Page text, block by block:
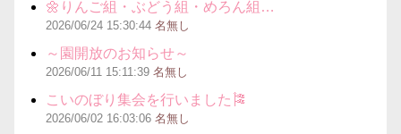
🌼りんご組・ぶどう組・めろん組…
2026/06/24 15:30:44 名無し
～園開放のお知らせ～
2026/06/11 15:11:39 名無し
こいのぼり集会を行いました🎏
2026/06/02 16:03:06 名無し